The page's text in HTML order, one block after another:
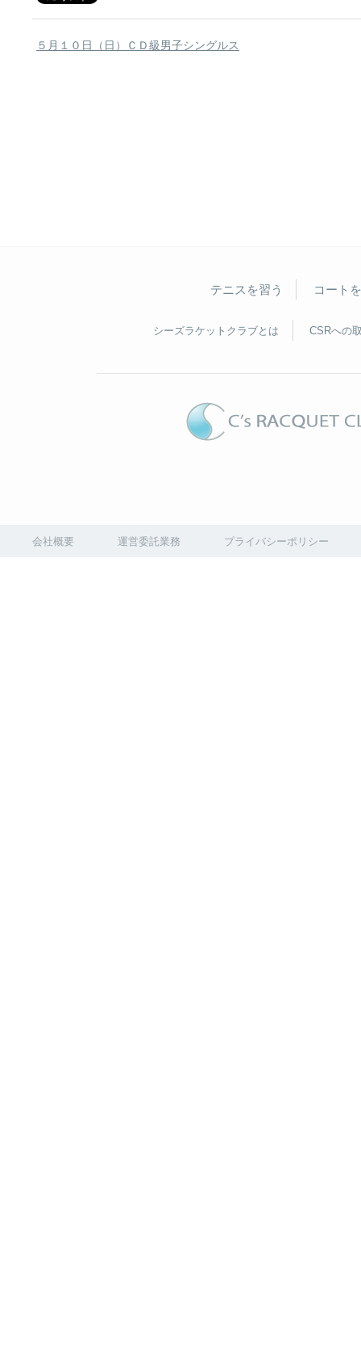
５月１０日（日）ＣＤ級男子シングルス
テニスを習う コート
シーズラケットクラブとは CSRへの
会社概要 運営委託業務 プライバシーポリシー